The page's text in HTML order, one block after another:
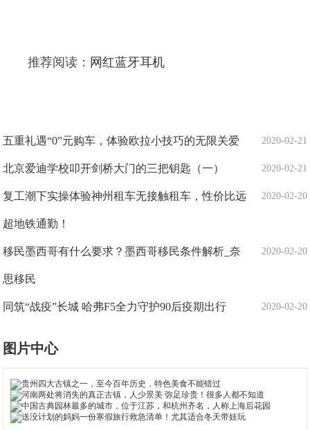
推荐阅读： 网红蓝牙耳机
2020-02-21
五重礼遇“0”元购车，体验欧拉小技巧的无限关爱
2020-02-21
北京爱迪学校叩开剑桥大门的三把钥匙（一）
2020-02-20
复工潮下实操体验神州租车无接触租车，性价比远
超地铁通勤！
2020-02-20
移民墨西哥有什么要求？墨西哥移民条件解析_奈
思移民
2020-02-20
同筑“战疫”长城 哈弗F5全力守护90后疫期出行
图片中心